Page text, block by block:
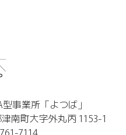
事業所「よつば」
南町大字外丸丙 1153-1
7114